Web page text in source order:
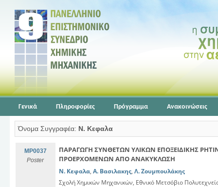
Γενικά Πληροφορίες Πρόγραμμα Ανακοινώσεις
Όνομα Συγγραφέα: Ν. Κεφαλα
MP0037
Poster
ΠΑΡΑΓΩΓΗ ΣΥΝΘΕΤΩΝ ΥΛΙΚΩΝ ΕΠΟΞΕΙΔΙΚΗΣ
ΠΡΟΕΡΧΟΜΕΝΩΝ ΑΠΟ ΑΝΑΚΥΚΛΩΣΗ
Ν. Κεφαλα, Α. Βασιλακης, Λ. Ζουμπουλάκης
Σχολή Χημικών Μηχανικών, Εθνικό Μετσόβιο